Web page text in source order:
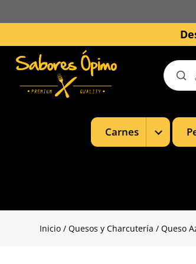
Carnes
Mostrar
Inicio /Quesos y Charcutería / Queso